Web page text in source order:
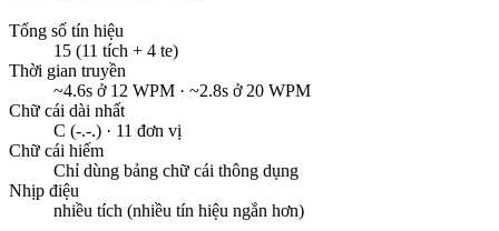
Tổng số tín hiệu
15 (11 tích + 4 te)
Thời gian truyền
~4.6s ở 12 WPM · ~2.8s ở 20 WPM
Chữ cái dài nhất
C (-.-.) · 11 đơn vị
Chữ cái hiếm
Chỉ dùng bảng chữ cái thông dụng
Nhịp điệu
nhiều tích (nhiều tín hiệu ngắn hơn)